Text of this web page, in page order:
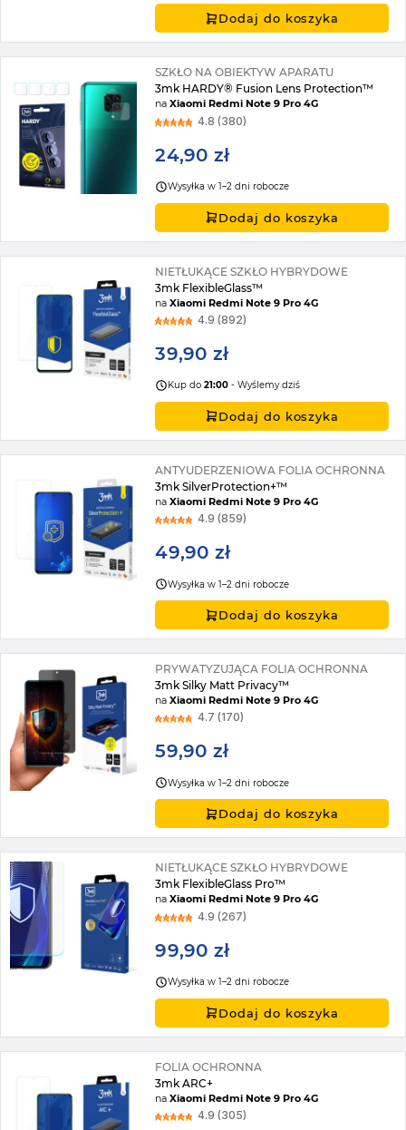
Dodaj do koszyka
SZKŁO NA OBIEKTYW APARATU
3mk HARDY® Fusion Lens Protection™
naXiaomi Redmi Note 9 Pro 4G
4.8 (380)
24,90 zł
Wysyłka w 1–2 dni robocze
Dodaj do koszyka
NIETŁUKĄCE SZKŁO HYBRYDOWE
3mk FlexibleGlass™
naXiaomi Redmi Note 9 Pro 4G
4.9 (892)
39,90 zł
Kup do21:00 - Wyślemy dziś
Dodaj do koszyka
ANTYUDERZENIOWA FOLIA OCHRONNA
3mk SilverProtection+™
naXiaomi Redmi Note 9 Pro 4G
4.9 (859)
49,90 zł
Wysyłka w 1–2 dni robocze
Dodaj do koszyka
PRYWATYZUJĄCA FOLIA OCHRONNA
3mk Silky Matt Privacy™
naXiaomi Redmi Note 9 Pro 4G
4.7 (170)
59,90 zł
Wysyłka w 1–2 dni robocze
Dodaj do koszyka
NIETŁUKĄCE SZKŁO HYBRYDOWE
3mk FlexibleGlass Pro™
naXiaomi Redmi Note 9 Pro 4G
4.9 (267)
99,90 zł
Wysyłka w 1–2 dni robocze
Dodaj do koszyka
FOLIA OCHRONNA
3mk ARC+
naXiaomi Redmi Note 9 Pro 4G
4.9 (305)